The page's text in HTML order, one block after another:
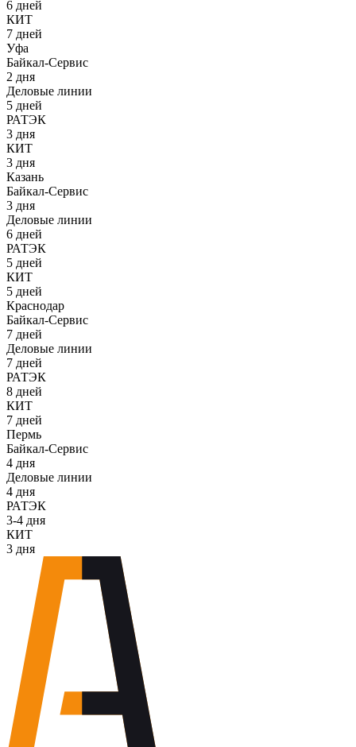
6 дней
КИТ
7 дней
Уфа
Байкал-Сервис
2 дня
Деловые линии
5 дней
РАТЭК
3 дня
КИТ
3 дня
Казань
Байкал-Сервис
3 дня
Деловые линии
6 дней
РАТЭК
5 дней
КИТ
5 дней
Краснодар
Байкал-Сервис
7 дней
Деловые линии
7 дней
РАТЭК
8 дней
КИТ
7 дней
Пермь
Байкал-Сервис
4 дня
Деловые линии
4 дня
РАТЭК
3-4 дня
КИТ
3 дня